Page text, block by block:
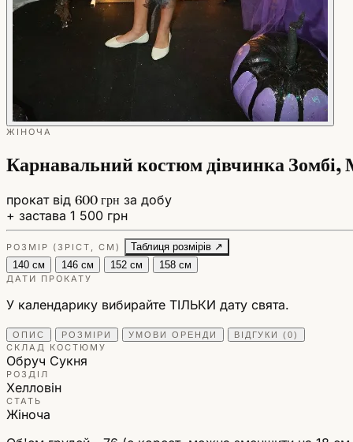
ЖІНОЧА
Карнавальний костюм дівчинка Зомбі,
прокат від 600 грн за добу
+ застава 1 500 грн
РОЗМІР (ЗРІСТ, СМ)
Таблиця розмірів ↗
140 см
146 см 152 см 158 см
ДАТИ ПРОКАТУ
У календарику вибирайте ТІЛЬКИ дату свята.
ОПИС РОЗМІРИ УМОВИ ОРЕНДИ ВІДГУКИ (0)
СКЛАД КОСТЮМУ
Обруч Сукня
РОЗДІЛ
Хелловін
СТАТЬ
Жіноча